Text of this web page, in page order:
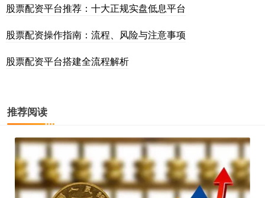
股票配资平台推荐：十大正规实盘低息平台
股票配资操作指南：流程、风险与注意事项
股票配资平台搭建全流程解析
推荐阅读